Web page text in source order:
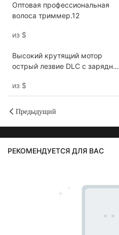
производительность.12
Оптовая профессиональная
волоса триммер.12
из $
Высокий крутящий мотор
острый лезвие DLC с зарядной
волосы Оптовой продавец
Lilipro m Lilipro m12
из $
Предыдущий
РЕКОМЕНДУЕТСЯ ДЛЯ ВАС